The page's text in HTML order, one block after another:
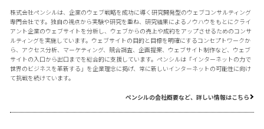
株式会社ペンシルは、企業のウェブ戦略を成功に導く研究開発型のウェブコンサルティング
専門会社です。独自の視点から実験や研究を重ね、研究結果によるノウハウをもとにクライ
アント企業のウェブサイトを分析し、ウェブからの売上や成約をアップさせるためのコンサ
ルティングを実施しています。ウェブサイトの目的と目標を明確にするコンセプトワークか
ら、アクセス分析、マーケティング、競合調査、企画提案、ウェブサイト制作など、ウェブ
サイトの入口から出口までを総合的に支援しています。ペンシルは「インターネットの力で
世界のビジネスを革新する」を企業理念に掲げ、常に新しいインターネットの可能性に向け
て挑戦を続けています。
ペンシルの会社概要など、詳しい情報はこちら